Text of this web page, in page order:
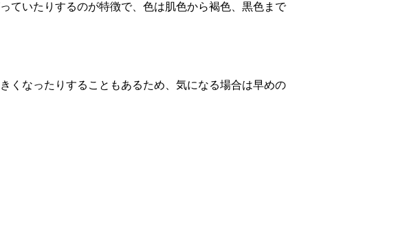
ていたりするのが特徴で、色は肌色から褐色、黒色まで
くなったりすることもあるため、気になる場合は早めの